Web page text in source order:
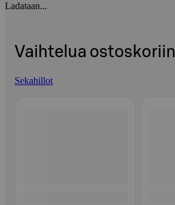
Ladataan...
Vaihtelua ostoskoriin
Sekahillot